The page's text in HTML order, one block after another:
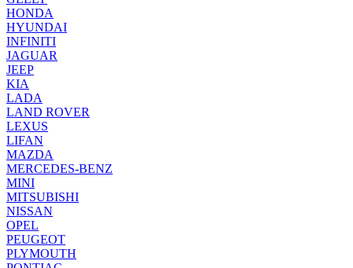
HONDA
HYUNDAI
INFINITI
JAGUAR
JEEP
KIA
LADA
LAND ROVER
LEXUS
LIFAN
MAZDA
MERCEDES-BENZ
MINI
MITSUBISHI
NISSAN
OPEL
PEUGEOT
PLYMOUTH